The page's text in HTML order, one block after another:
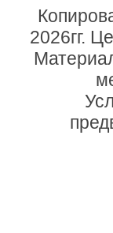
2026гг.